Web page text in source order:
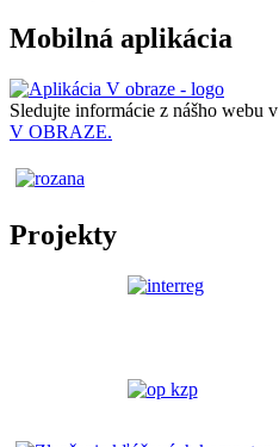
Mobilná aplikácia
Sledujte informácie z nášho webu v
V OBRAZE.
Projekty